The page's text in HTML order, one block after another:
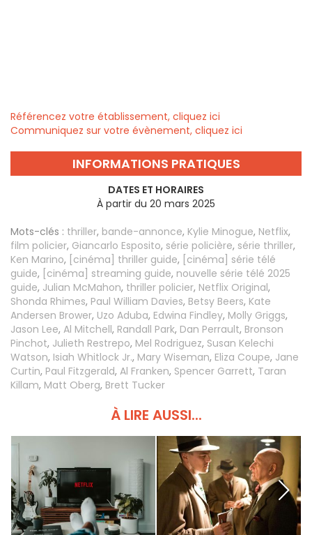
Référencez votre établissement, cliquez ici
Communiquez sur votre évènement, cliquez ici
INFORMATIONS PRATIQUES
DATES ET HORAIRES
À partir du 20 mars 2025
Mots-clés : thriller, bande-annonce, Kylie Minogue, Netflix,
film policier, Giancarlo Esposito, série policière, série thriller,
Ken Marino, [cinéma] thriller guide, [cinéma] série télé
guide, [cinéma] streaming guide, nouvelle série télé 2025
guide, Julian McMahon, thriller policier, Netflix Original,
Shonda Rhimes, Paul William Davies, Betsy Beers, Kate
Andersen Brower, Uzo Aduba, Edwina Findley, Molly Griggs,
Jason Lee, Al Mitchell, Randall Park, Dan Perrault, Bronson
Pinchot, Julieth Restrepo, Mel Rodriguez, Susan Kelechi
Watson, Isiah Whitlock Jr., Mary Wiseman, Eliza Coupe, Jane
Curtin, Paul Fitzgerald, Al Franken, Spencer Garrett, Taran
Killam, Matt Oberg, Brett Tucker
À LIRE AUSSI...